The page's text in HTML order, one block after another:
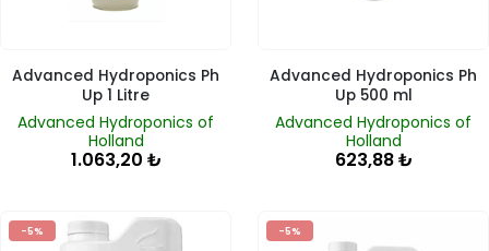
Advanced Hydroponics Ph
Up 1 Litre
Advanced Hydroponics of
Holland
1.063,20 ₺
Advanced Hydroponics Ph
Up 500 ml
Advanced Hydroponics of
Holland
623,88₺
-5% -5%